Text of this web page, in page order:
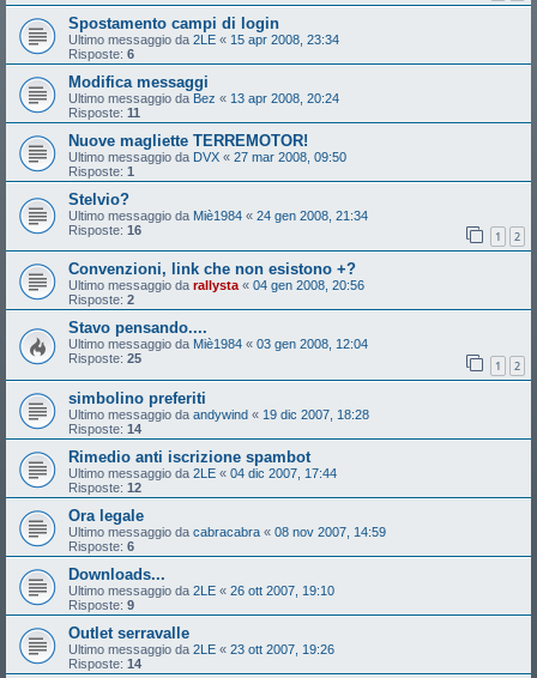
Spostamento campi di login
Ultimo messaggio da 2LE « 15 apr 2008, 23:34
Risposte: 6
Modifica messaggi
Ultimo messaggio da Bez « 13 apr 2008, 20:24
Risposte: 11
Nuove magliette TERREMOTOR!
Ultimo messaggio da DVX « 27 mar 2008, 09:50
Risposte: 1
Stelvio?
Ultimo messaggio da Miè1984 « 24 gen 2008, 21:34
Risposte: 16 1 2
Convenzioni, link che non esistono +?
Ultimo messaggio da rallysta « 04 gen 2008, 20:56
Risposte: 2
Stavo pensando....
Ultimo messaggio da Miè1984 « 03 gen 2008, 12:04
Risposte: 25 1 2
simbolino preferiti
Ultimo messaggio da andywind « 19 dic 2007, 18:28
Risposte: 14
Rimedio anti iscrizione spambot
Ultimo messaggio da 2LE « 04 dic 2007, 17:44
Risposte: 12
Ora legale
Ultimo messaggio da cabracabra « 08 nov 2007, 14:59
Risposte: 6
Downloads...
Ultimo messaggio da 2LE « 26 ott 2007, 19:10
Risposte: 9
Outlet serravalle
Ultimo messaggio da 2LE « 23 ott 2007, 19:26
Risposte: 14